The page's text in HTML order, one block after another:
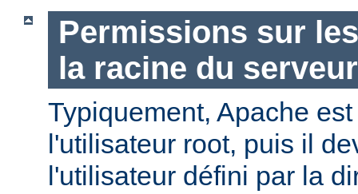
Permissions sur
la racine du serveur
Typiquement, Apache
l'utilisateur root, puis il
l'utilisateur défini par la